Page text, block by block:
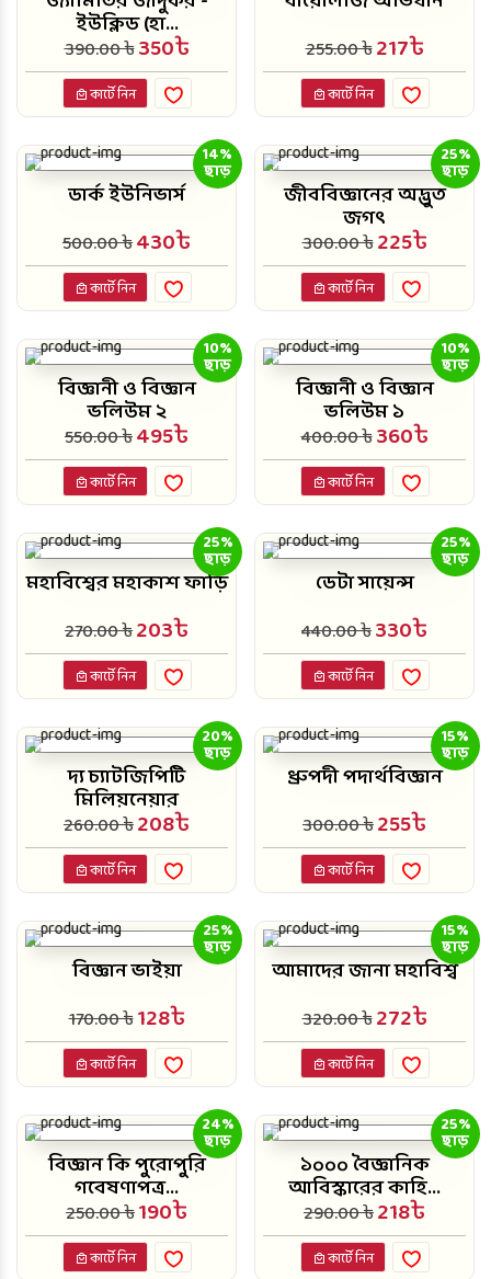
ইউক্লিড (হা...
390.00 ৳350৳
কার্টে নিন
255.00 ৳217৳
কার্টে নিন
14%
ছাড়
ডার্ক ইউনিভার্স
500.00 ৳430৳
কার্টে নিন
25%
ছাড়
জীববিজ্ঞানের অদ্ভুত
জগৎ
300.00 ৳225৳
কার্টে নিন
10%
ছাড়
বিজ্ঞানী ও বিজ্ঞান
ভলিউম ২
550.00 ৳495৳
কার্টে নিন
10%
ছাড়
বিজ্ঞানী ও বিজ্ঞান
ভলিউম ১
400.00 ৳360৳
কার্টে নিন
25%
ছাড়
মহাবিশ্বের মহাকাশ ফাড়ি
270.00 ৳203৳
কার্টে নিন
25%
ছাড়
ডেটা সায়েন্স
440.00 ৳330৳
কার্টে নিন
20%
ছাড়
দ্য চ্যাটজিপিটি
মিলিয়নেয়ার
260.00 ৳208৳
কার্টে নিন
15%
ছাড়
ধ্রুপদী পদার্থবিজ্ঞান
300.00 ৳255৳
কার্টে নিন
25%
ছাড়
বিজ্ঞান ভাইয়া
170.00 ৳128৳
কার্টে নিন
15%
ছাড়
আমাদের জানা মহাবিশ্ব
320.00 ৳272৳
কার্টে নিন
24%
ছাড়
বিজ্ঞান কি পুরোপুরি
গবেষণাপত্র...
250.00 ৳190৳
কার্টে নিন
25%
ছাড়
১০০০ বৈজ্ঞানিক
আবিস্কারের কাহি...
290.00 ৳218৳
কার্টে নিন